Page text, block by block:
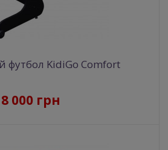
футбол KidiGo Comfort
8 000 грн